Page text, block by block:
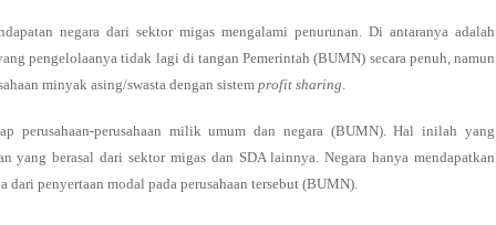
negara dari sektor migas mengalami penurunan. Di antaranya adalah
pengelolaanya tidak lagi di tangan Pemerintah (BUMN) secara penuh, namun
minyak asing/swasta dengan sistem profit sharing.
perusahaan-perusahaan milik umum dan negara (BUMN). Hal inilah yang
yang berasal dari sektor migas dan SDA lainnya. Negara hanya mendapatkan
penyertaan modal pada perusahaan tersebut (BUMN).